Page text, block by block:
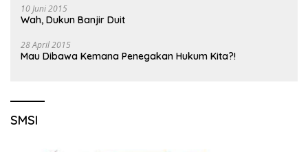
10 Juni 2015
Wah, Dukun Banjir Duit
28 April 2015
Mau Dibawa Kemana Penegakan Hukum Kita?!
SMSI